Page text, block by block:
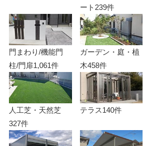
ート 239件
門まわり/機能門
柱/門扉1,061件
ガーデン・庭・植
木458件
人工芝・天然芝
327件
テラス140件